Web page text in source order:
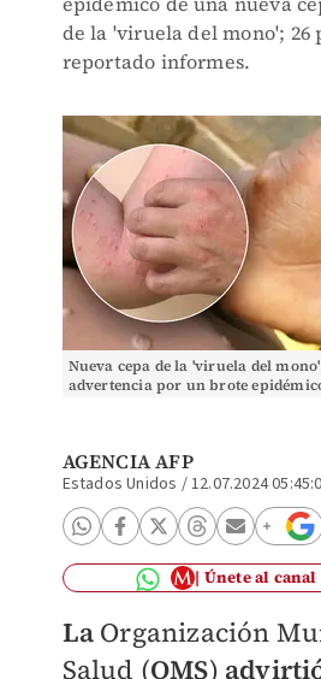
de la 'viruela del mono'; 26
reportado informes.
Nueva cepa de la 'viruela del
advertencia por un brote
AGENCIA AFP
Estados Unidos /12.07.2024
Únete al
LaOrganización
Salud (OMS)